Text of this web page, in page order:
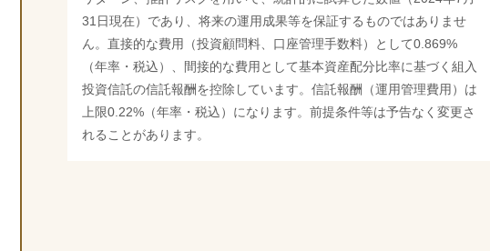
31日現在）であり、将来の運用成果等を保証するものではありませ
ん。直接的な費用（投資顧問料、口座管理手数料）として0.869%
（年率・税込）、間接的な費用として基本資産配分比率に基づく組入
投資信託の信託報酬を控除しています。信託報酬（運用管理費用）は
上限0.22%（年率・税込）になります。前提条件等は予告なく変更さ
れることがあります。